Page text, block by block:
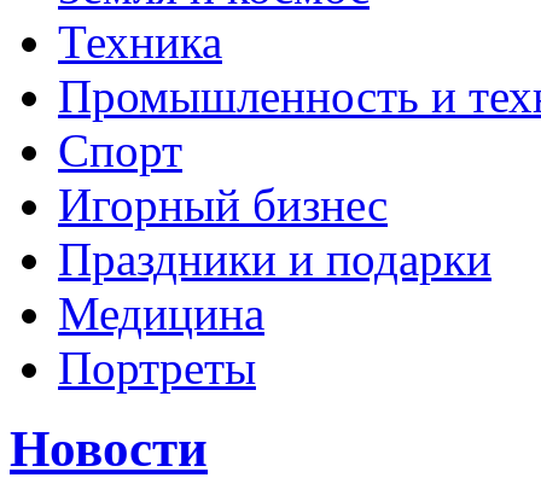
Техника
Промышленность и
Спорт
Игорный бизнес
Праздники и подарки
Медицина
Портреты
Новости